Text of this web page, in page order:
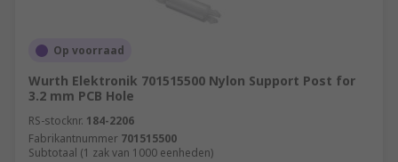
Op voorraad
Wurth Elektronik 701515500 Nylon Support Post for
3.2 mm PCB Hole
RS-stocknr. 184-2206
Fabrikantnummer 701515500
Subtotaal (1 zak van 1000 eenheden)